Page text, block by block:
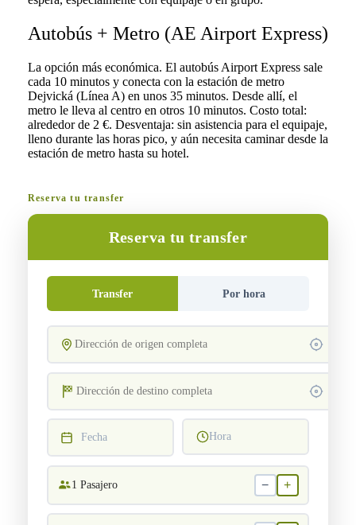
Autobús + Metro (AE Airport Express)
La opción más económica. El autobús Airport Express sale
cada 10 minutos y conecta con la estación de metro
Dejvická (Línea A) en unos 35 minutos. Desde allí, el
metro le lleva al centro en otros 10 minutos. Costo total:
alrededor de 2 €. Desventaja: sin asistencia para el equipaje,
lleno durante las horas pico, y aún necesita caminar desde la
estación de metro hasta su hotel.
Reserva tu transfer
Reserva tu transfer
Transfer Por hora
Fecha Hora
1 Pasajero − +